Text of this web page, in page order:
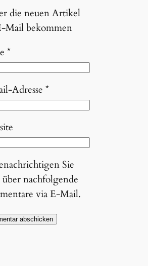
die neuen Artikel
Mail bekommen
*
Adresse*
Sie
nachfolgende
via E-Mail.